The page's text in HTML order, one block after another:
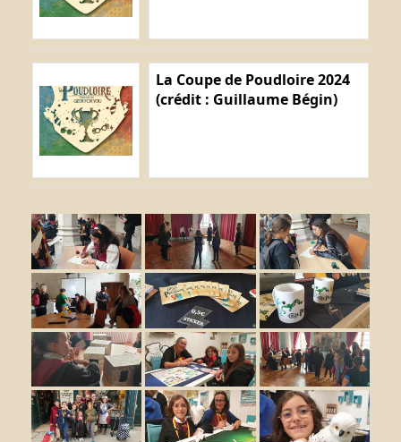
La Coupe de Poudloire 2024
(crédit : Guillaume Bégin)